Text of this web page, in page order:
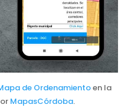
de Ordenamientoen la
MapasCórdoba.